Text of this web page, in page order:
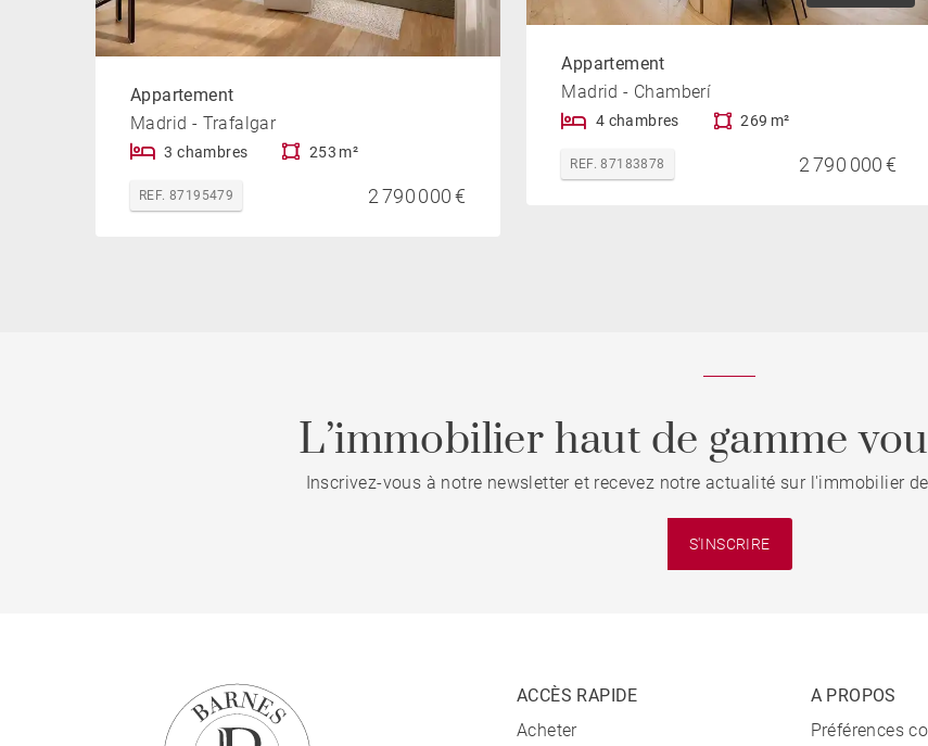
Appartement
Madrid - Trafalgar
3 chambres 253 m²
REF. 87195479 2 790 000 €
Appartement
Madrid - Chamberí
4 chambres 269 m²
REF. 87183878 2 790 000 €
L’immobilier haut de gamme
Inscrivez-vous à notre newsletter et recevez notre actualité sur l'immobilier
S'INSCRIRE
ACCÈS RAPIDE
Acheter
A PROPOS
Préférences